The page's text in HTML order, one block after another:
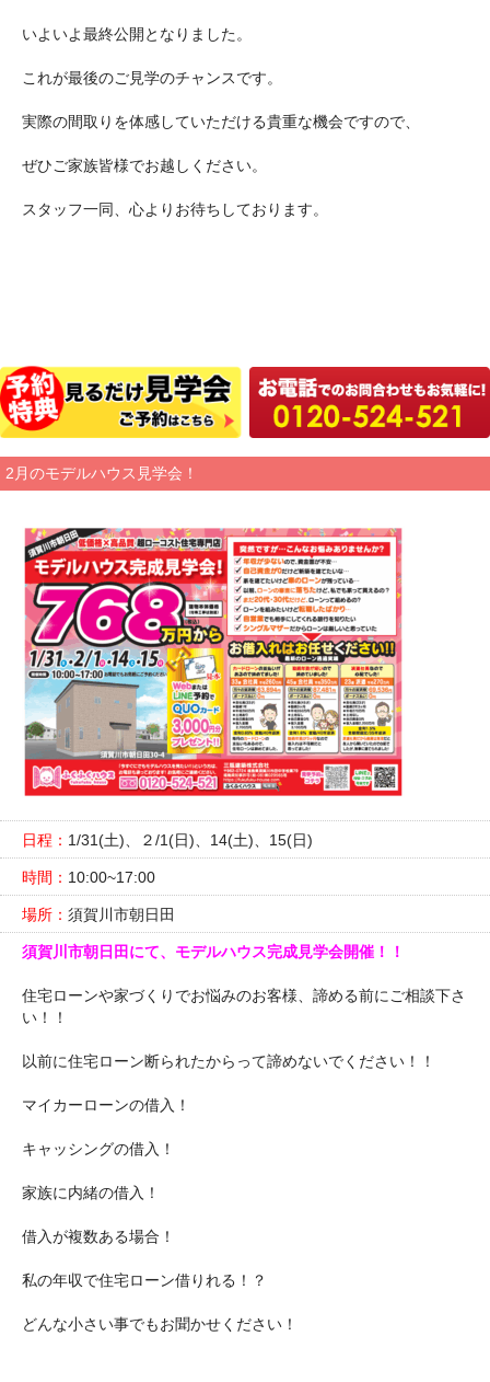
いよいよ最終公開となりました。
これが最後のご見学のチャンスです。
実際の間取りを体感していただける貴重な機会ですので、
ぜひご家族皆様でお越しください。
スタッフ一同、心よりお待ちしております。
2月のモデルハウス見学会！
日程： 1/31(土)、２/1(日)、14(土)、15(日)
時間： 10:00~17:00
場所： 須賀川市朝日田
須賀川市朝日田にて、モデルハウス完成見学会開催！！
住宅ローンや家づくりでお悩みのお客様、諦める前にご相談下さ
い！！
以前に住宅ローン断られたからって諦めないでください！！
マイカーローンの借入！
キャッシングの借入！
家族に内緒の借入！
借入が複数ある場合！
私の年収で住宅ローン借りれる！？
どんな小さい事でもお聞かせください！